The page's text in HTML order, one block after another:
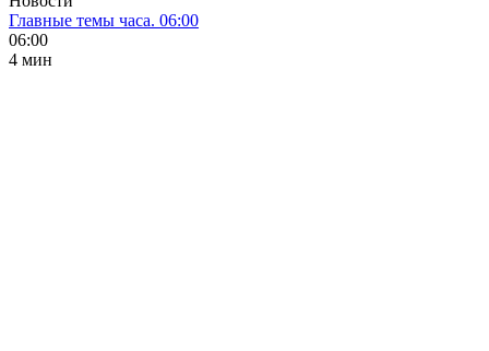
Главные темы часа. 06:00
06:00
4 мин